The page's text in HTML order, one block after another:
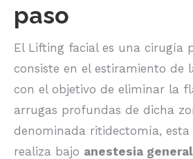
paso
El Lifting facial es una cirugía
consiste en el estiramiento de
con el objetivo de eliminar la
arrugas profundas de dicha
denominada ritidectomía, esta
realiza bajo anestesia general